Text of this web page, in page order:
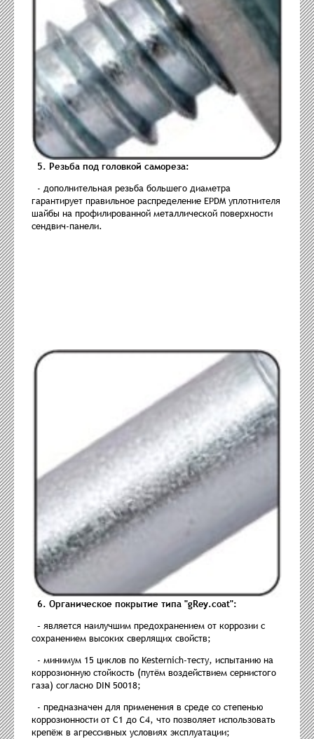
5. Резьба под головкой самореза:
- дополнительная резьба большего диаметра
гарантирует правильное распределение EPDM уплотнителя
шайбы на профилированной металлической поверхности
сендвич-панели.
6. Органическое покрытие типа "gRey.coat":
- является наилучшим предохранением от коррозии с
сохранением высоких сверлящих свойств;
- минимум 15 циклов по Kesternich-тесту, испытанию на
коррозионную стойкость (путём воздействием сернистого
газа) согласно DIN 50018;
- предназначен для применения в среде со степенью
коррозионности от С1 до С4, что позволяет использовать
крепёж в агрессивных условиях эксплуатации;